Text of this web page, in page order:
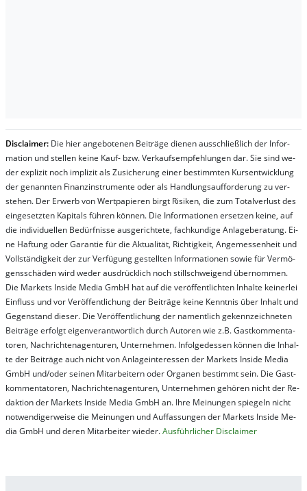
Dis­clai­mer: Die hier an­ge­bo­te­nen Bei­trä­ge die­nen aus­schließ­lich der In­for­
ma­t­ion und stel­len kei­ne Kauf- bzw. Ver­kaufs­em­pfeh­lung­en dar. Sie sind we­
der ex­pli­zit noch im­pli­zit als Zu­sich­er­ung ei­ner be­stim­mt­en Kurs­ent­wick­lung
der ge­nan­nt­en Fi­nanz­in­stru­men­te oder als Handl­ungs­auf­for­der­ung zu ver­
steh­en. Der Er­werb von Wert­pa­pier­en birgt Ri­si­ken, die zum To­tal­ver­lust des
ein­ge­setz­ten Ka­pi­tals füh­ren kön­nen. Die In­for­ma­tion­en er­setz­en kei­ne, auf
die in­di­vi­du­el­len Be­dür­fnis­se aus­ge­rich­te­te, fach­kun­di­ge An­la­ge­be­ra­tung. Ei­
ne Haf­tung oder Ga­ran­tie für die Ak­tu­ali­tät, Rich­tig­keit, An­ge­mes­sen­heit und
Vol­lständ­ig­keit der zur Ver­fü­gung ge­stel­lt­en In­for­ma­tion­en so­wie für Ver­mö­
gens­schä­den wird we­der aus­drück­lich noch stil­lschwei­gend über­nom­men.
Die Mar­kets In­side Me­dia GmbH hat auf die ver­öf­fent­lich­ten In­hal­te kei­ner­lei
Ein­fluss und vor Ver­öf­fent­lich­ung der Bei­trä­ge kei­ne Ken­nt­nis über In­halt und
Ge­gen­stand die­ser. Die Ver­öf­fent­lich­ung der na­ment­lich ge­kenn­zeich­net­en
Bei­trä­ge er­folgt ei­gen­ver­ant­wort­lich durch Au­tor­en wie z.B. Gast­kom­men­ta­
tor­en, Nach­richt­en­ag­en­tur­en, Un­ter­neh­men. In­fol­ge­des­sen kön­nen die In­hal­
te der Bei­trä­ge auch nicht von An­la­ge­in­te­res­sen der Mar­kets In­side Me­dia
GmbH und/oder sei­nen Mit­ar­bei­tern oder Or­ga­nen be­stim­mt sein. Die Gast­
kom­men­ta­tor­en, Nach­rich­ten­ag­en­tur­en, Un­ter­neh­men ge­hör­en nicht der Re­
dak­tion der Mar­kets In­side Me­dia GmbH an. Ihre Mei­nung­en spie­geln nicht
not­wen­di­ger­wei­se die Mei­nung­en und Auf­fas­sung­en der Mar­kets In­side Me­
dia GmbH und de­ren Mit­ar­bei­ter wie­der.Aus­führ­lich­er Dis­clai­mer